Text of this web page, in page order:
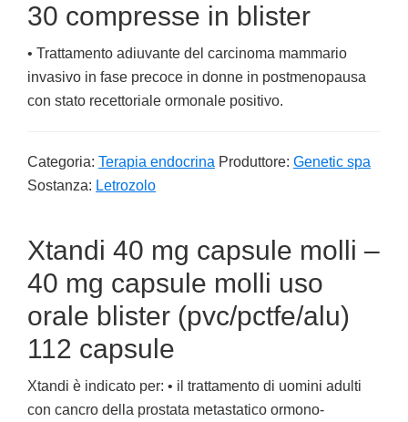
30 compresse in blister
• Trattamento adiuvante del carcinoma mammario
invasivo in fase precoce in donne in postmenopausa
con stato recettoriale ormonale positivo.
Categoria: Terapia endocrina Produttore: Genetic spa
Sostanza: Letrozolo
Xtandi 40 mg capsule molli –
40 mg capsule molli uso
orale blister (pvc/pctfe/alu)
112 capsule
Xtandi è indicato per: • il trattamento di uomini adulti
con cancro della prostata metastatico ormono-